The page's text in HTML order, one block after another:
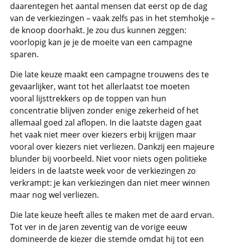
daarentegen het aantal mensen dat eerst op de dag
van de verkiezingen – vaak zelfs pas in het stemhokje –
de knoop doorhakt. Je zou dus kunnen zeggen:
voorlopig kan je je de moeite van een campagne
sparen.
Die late keuze maakt een campagne trouwens des te
gevaarlijker, want tot het allerlaatst toe moeten
vooral lijsttrekkers op de toppen van hun
concentratie blijven zonder enige zekerheid of het
allemaal goed zal aflopen. In die laatste dagen gaat
het vaak niet meer over kiezers erbij krijgen maar
vooral over kiezers niet verliezen. Dankzij een majeure
blunder bij voorbeeld. Niet voor niets ogen politieke
leiders in de laatste week voor de verkiezingen zo
verkrampt: je kan verkiezingen dan niet meer winnen
maar nog wel verliezen.
Die late keuze heeft alles te maken met de aard ervan.
Tot ver in de jaren zeventig van de vorige eeuw
domineerde de kiezer die stemde omdat hij tot een